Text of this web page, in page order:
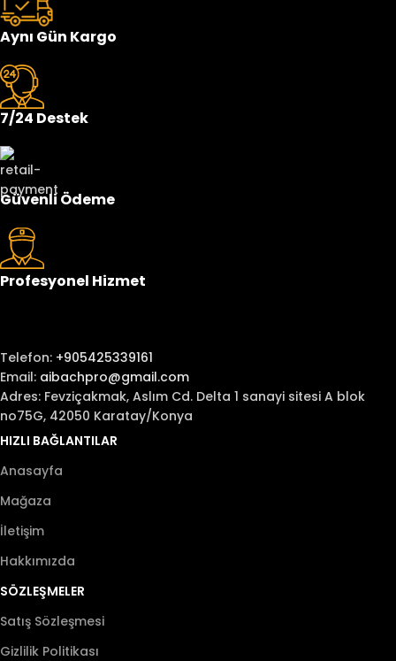
Aynı Gün Kargo
7/24 Destek
Güvenli Ödeme
Profesyonel Hizmet
Telefon: +905425339161
Email: aibachpro@gmail.com
Adres: Fevziçakmak, Aslım Cd. Delta 1 sanayi sitesi A blok
no75G, 42050 Karatay/Konya
HIZLI BAĞLANTILAR
Anasayfa
Mağaza
İletişim
Hakkımızda
SÖZLEŞMELER
Satış Sözleşmesi
Gizlilik Politikası